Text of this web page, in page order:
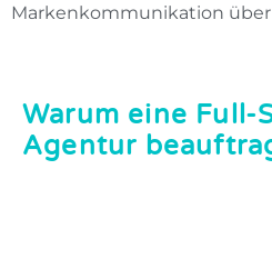
Markenkommunikation
Warum eine Full-
Agentur